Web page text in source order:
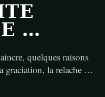
…
quelques raisons
graciation, la relache …